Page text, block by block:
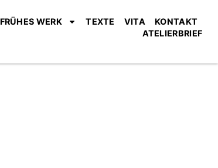
FRÜHES WERK TEXTE VITA
KONTAKT
ATELIERBRIEF